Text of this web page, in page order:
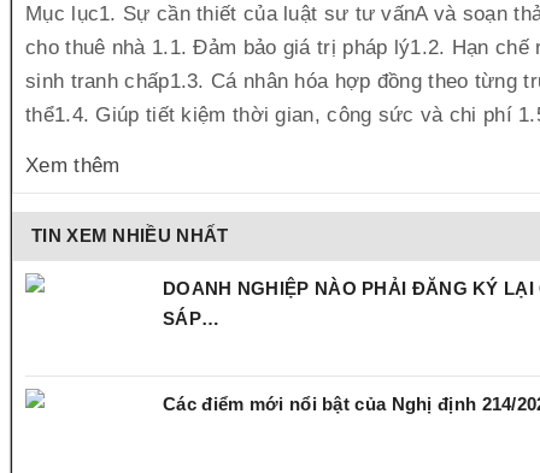
Mục lục1. Sự cần thiết của luật sư tư vấnA và soạn
cho thuê nhà 1.1. Đảm bảo giá trị pháp lý1.2. Hạn chế
sinh tranh chấp1.3. Cá nhân hóa hợp đồng theo từng
thể1.4. Giúp tiết kiệm thời gian, công sức và chi phí
Xem thêm
TIN XEM NHIỀU NHẤT
DOANH NGHIỆP NÀO PHẢI ĐĂNG KÝ LẠI
SÁP…
Các điểm mới nổi bật của Nghị định 214/